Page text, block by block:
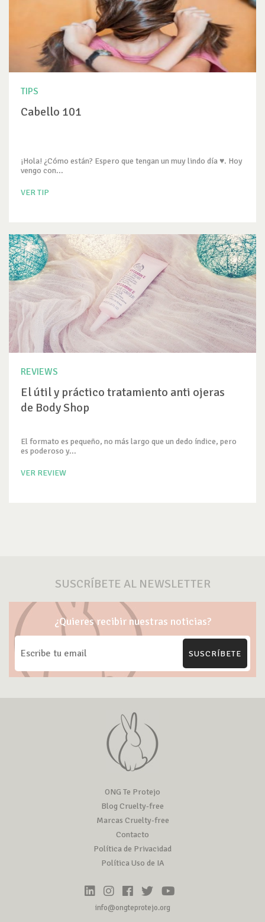
TIPS
Cabello 101
¡Hola! ¿Cómo están? Espero que tengan un muy lindo día ♥. Hoy
vengo con...
VER TIP
REVIEWS
El útil y práctico tratamiento anti ojeras
de Body Shop
El formato es pequeño, no más largo que un dedo índice, pero
es poderoso y...
VER REVIEW
SUSCRÍBETE AL NEWSLETTER
¿Quieres recibir nuestras noticias?
SUSCRÍBETE
ONG Te Protejo
Blog Cruelty-free
Marcas Cruelty-free
Contacto
Política de Privacidad
Política Uso de IA
info@ongteprotejo.org